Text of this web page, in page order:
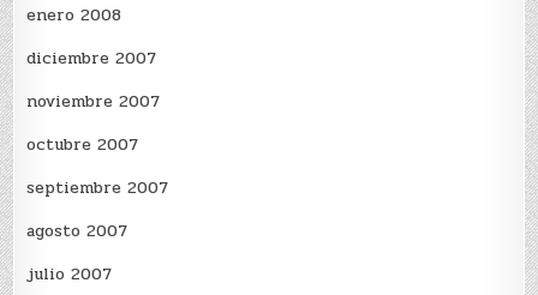
enero 2008
diciembre 2007
noviembre 2007
octubre 2007
septiembre 2007
agosto 2007
julio 2007